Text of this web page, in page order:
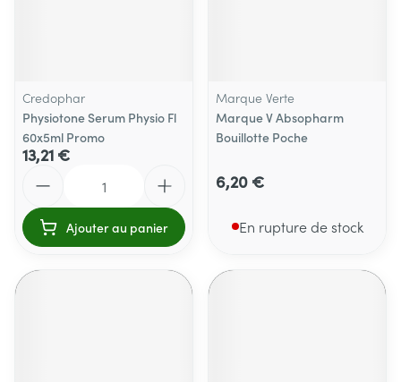
Credophar
Physiotone Serum Physio Fl
60x5ml Promo
13,21 €
Ajouter au panier
Marque Verte
Marque V Absopharm
Bouillotte Poche
6,20 €
En rupture de stock